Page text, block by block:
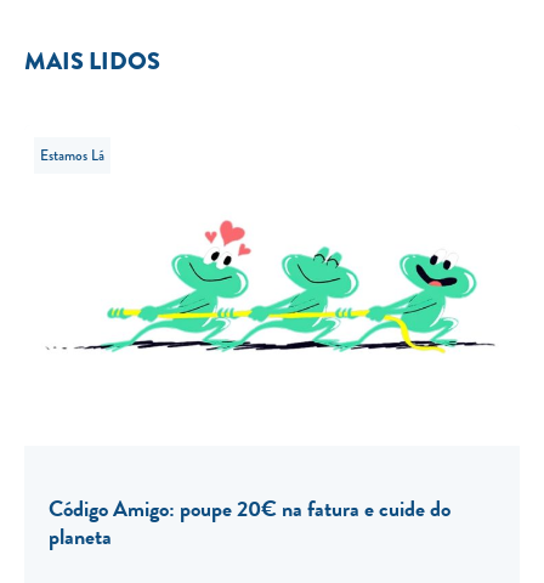
MAIS LIDOS
Estamos Lá
Código Amigo: poupe 20€ na fatura e cuide do
planeta